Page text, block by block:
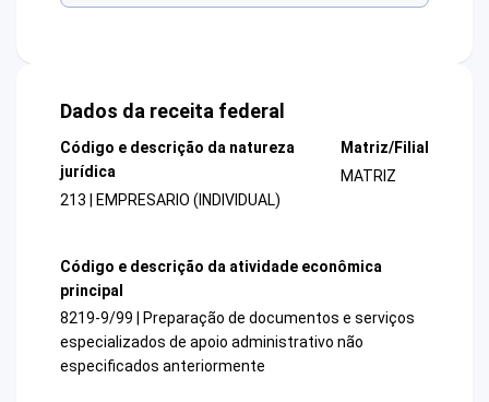
Dados da receita federal
Código e descrição da natureza
jurídica
213 | EMPRESARIO (INDIVIDUAL)
Matriz/Filial
MATRIZ
Código e descrição da atividade econômica
principal
8219-9/99 | Preparação de documentos e serviços
especializados de apoio administrativo não
especificados anteriormente